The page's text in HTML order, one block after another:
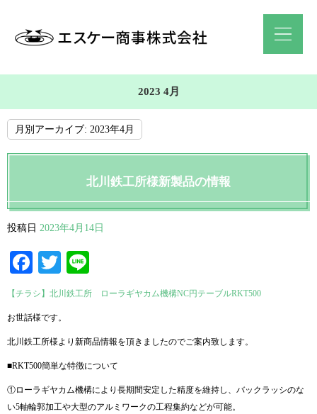
2023 4月
月別アーカイブ: 2023年4月
北川鉄工所様新製品の情報
投稿日 2023年4月14日
Facebook
Twitter
【チラシ】北川鉄工所 ローラギヤカム機構NC円テーブルRKT500
お世話様です。
北川鉄工所様より新商品情報を頂きましたのでご案内致します。
■RKT500簡単な特徴について
①ローラギヤカム機構により長期間安定した精度を維持し、バックラッシのな
い5軸輪郭加工や大型のアルミワークの工程集約などが可能。